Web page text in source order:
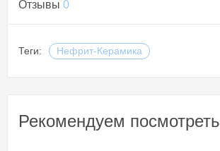
Отзывы 0
Теги: Нефрит-Керамика
Рекомендуем посмотреть